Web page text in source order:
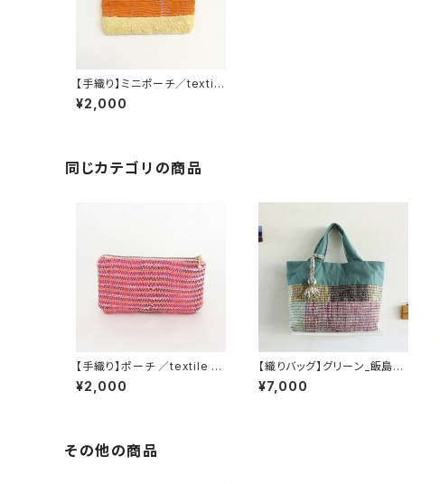
【手織り】ミニポーチ／textile
by KOBO-SYU
¥2,000
同じカテゴリの商品
【手織り】ポーチ ／textile b
y KOBO-SYU
¥2,000
【織りバッグ】グリーン_飯島百
合子
¥7,000
その他の商品